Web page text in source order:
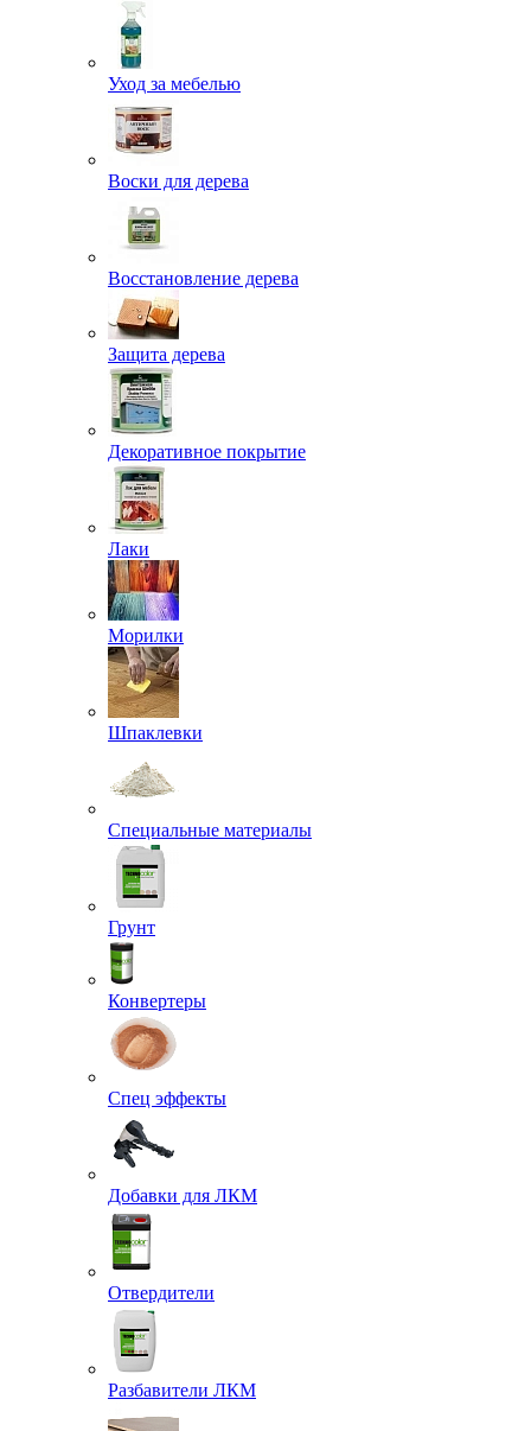
Уход за мебелью
Воски для дерева
Восстановление дерева
Защита дерева
Декоративное покрытие
Лаки
Морилки
Шпаклевки
Специальные материалы
Грунт
Конвертеры
Спец эффекты
Добавки для ЛКМ
Отвердители
Разбавители ЛКМ